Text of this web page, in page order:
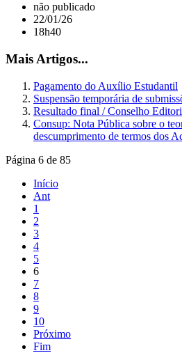
não publicado
22/01/26
18h40
Mais Artigos...
Pagamento do Auxílio Estudantil
Suspensão temporária de
Resultado final / Conselho
Consup: Nota Pública sobre o
descumprimento de termos dos
Página 6 de 85
Início
Ant
1
2
3
4
5
6
7
8
9
10
Próximo
Fim